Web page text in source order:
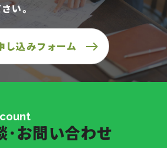
い。
し込みフォーム
お問い合わせ